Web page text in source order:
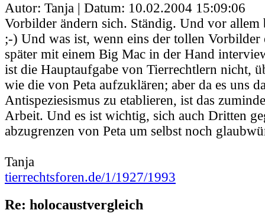
Autor: Tanja | Datum: 10.02.2004 15:09:06
Vorbilder ändern sich. Ständig. Und vor allem
;-) Und was ist, wenn eins der tollen Vorbilder
später mit einem Big Mac in der Hand
ist die Hauptaufgabe von Tierrechtlern nicht,
wie die von Peta aufzuklären; aber da es uns
Antispeziesismus zu etablieren, ist das
Arbeit. Und es ist wichtig, sich auch Dritten
abzugrenzen von Peta um selbst noch
Tanja
tierrechtsforen.de/1/1927/1993
Re: holocaustvergleich